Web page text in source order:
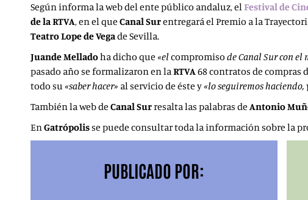
Según informa la web del ente público andaluz, elFestival de
de la RTVA, en el que Canal Surentregará el Premio a la
Teatro Lope de Vegade Sevilla.
Juande Melladoha dicho que «el compromiso deCanal Sur con el
pasado año se formalizaron en laRTVA68 contratos de compras
todo su«saberhacer» al servicio de éste y«lo seguiremoshaciendo,
También la web de Canal Surresalta las palabras deAntonio
EnGatrópolisse puede consultar toda la información sobre la
PUBLICADO POR: